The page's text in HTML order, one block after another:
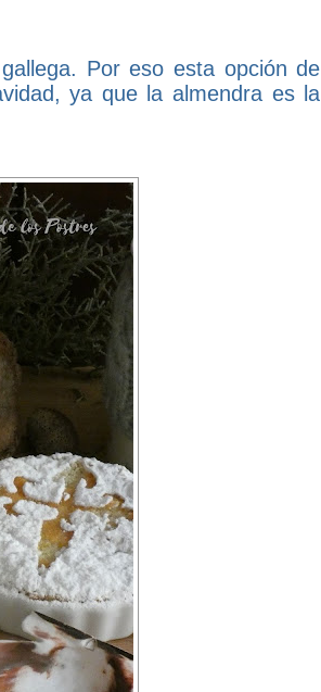
Por eso esta opción de
ya que la almendra es la